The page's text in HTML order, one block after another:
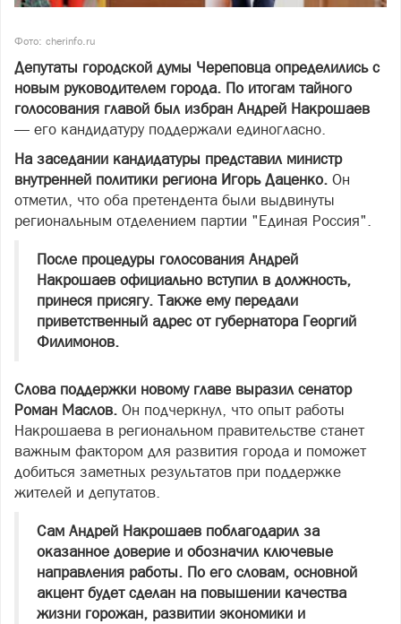
Фото: cherinfo.ru
Депутаты городской думы Череповца определились с
новым руководителем города. По итогам тайного
голосования главой был избран Андрей Накрошаев
— его кандидатуру поддержали единогласно.
На заседании кандидатуры представил министр
внутренней политики региона Игорь Даценко. Он
отметил, что оба претендента были выдвинуты
региональным отделением партии "Единая Россия".
После процедуры голосования Андрей
Накрошаев официально вступил в должность,
принеся присягу. Также ему передали
приветственный адрес от губернатора Георгий
Филимонов.
Слова поддержки новому главе выразил сенатор
Роман Маслов. Он подчеркнул, что опыт работы
Накрошаева в региональном правительстве станет
важным фактором для развития города и поможет
добиться заметных результатов при поддержке
жителей и депутатов.
Сам Андрей Накрошаев поблагодарил за
оказанное доверие и обозначил ключевые
направления работы. По его словам, основной
акцент будет сделан на повышении качества
жизни горожан, развитии экономики и